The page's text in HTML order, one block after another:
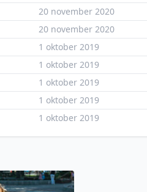
20 november 2020
20 november 2020
1 oktober 2019
1 oktober 2019
1 oktober 2019
1 oktober 2019
1 oktober 2019